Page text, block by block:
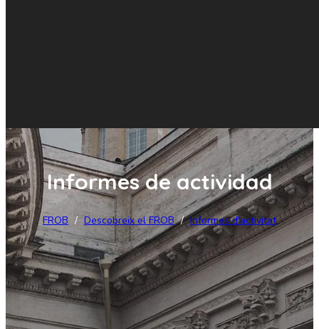
Informes de actividad
FROB / Descobreix el FROB / Informes d'activitat